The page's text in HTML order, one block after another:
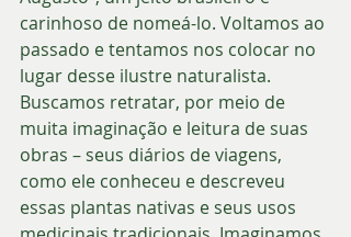
carinhoso de nomeá-lo. Voltamos ao
passado e tentamos nos colocar no
lugar desse ilustre naturalista.
Buscamos retratar, por meio de
muita imaginação e leitura de suas
obras – seus diários de viagens,
como ele conheceu e descreveu
essas plantas nativas e seus usos